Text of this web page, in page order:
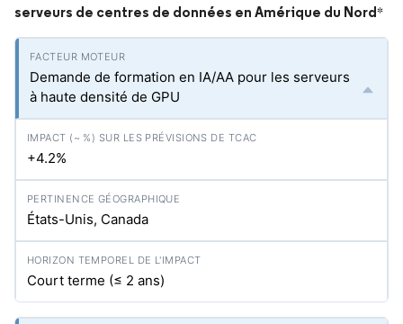
serveurs de centres de données en Amérique du Nord*
Demande de formation en IA/AA pour les serveurs
à haute densité de GPU
+4.2%
États-Unis, Canada
Court terme (≤ 2 ans)